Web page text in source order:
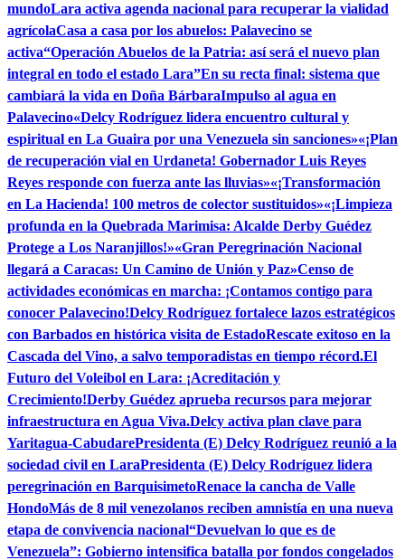
mundoLara activa agenda nacional para recuperar la vialidad
agrícolaCasa a casa por los abuelos: Palavecino se
activa“Operación Abuelos de la Patria: así será el nuevo plan
integral en todo el estado Lara”En su recta final: sistema que
cambiará la vida en Doña BárbaraImpulso al agua en
Palavecino«Delcy Rodríguez lidera encuentro cultural y
espiritual en La Guaira por una Venezuela sin sanciones»«¡Plan
de recuperación vial en Urdaneta! Gobernador Luis Reyes
Reyes responde con fuerza ante las lluvias»«¡Transformación
en La Hacienda! 100 metros de colector sustituidos»«¡Limpieza
profunda en la Quebrada Marimisa: Alcalde Derby Guédez
Protege a Los Naranjillos!»«Gran Peregrinación Nacional
llegará a Caracas: Un Camino de Unión y Paz»Censo de
actividades económicas en marcha: ¡Contamos contigo para
conocer Palavecino!Delcy Rodríguez fortalece lazos estratégicos
con Barbados en histórica visita de EstadoRescate exitoso en la
Cascada del Vino, a salvo temporadistas en tiempo récord.El
Futuro del Voleibol en Lara: ¡Acreditación y
Crecimiento!Derby Guédez aprueba recursos para mejorar
infraestructura en Agua Viva.Delcy activa plan clave para
Yaritagua-CabudarePresidenta (E) Delcy Rodríguez reunió a la
sociedad civil en LaraPresidenta (E) Delcy Rodríguez lidera
peregrinación en BarquisimetoRenace la cancha de Valle
HondoMás de 8 mil venezolanos reciben amnistía en una nueva
etapa de convivencia nacional“Devuelvan lo que es de
Venezuela”: Gobierno intensifica batalla por fondos congelados